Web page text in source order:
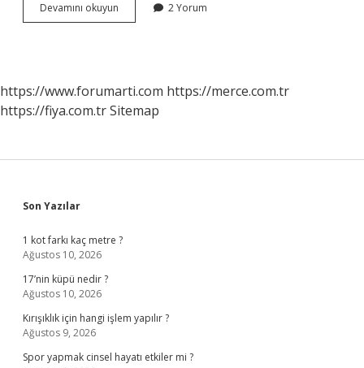
Devamını okuyun
Ne
2 Yorum
https://www.forumarti.com https://merce.com.tr
https://fiya.com.trSitemap
Sidebar
Son Yazılar
1 kot farkı kaç metre ?
Ağustos 10, 2026
17’nin küpü nedir ?
Ağustos 10, 2026
Kırışıklık için hangi işlem yapılır ?
Ağustos 9, 2026
Spor yapmak cinsel hayatı etkiler mi ?